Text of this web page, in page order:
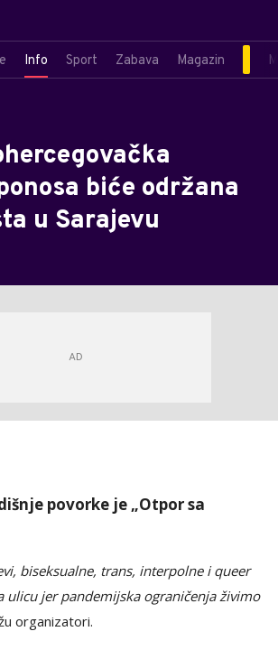
Info Sport Zabava Magazin
biće održana
u Sarajevu
povorke je „Otpor sa
biseksualne, trans, interpolne i queer
ulicu jer pandemijska ograničenja živimo
organizatori.